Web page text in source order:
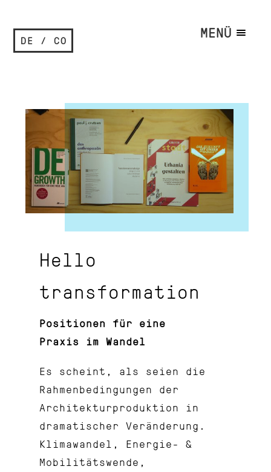
DE / CO MENÜ
Hello
transformation
Positionen für eine
Praxis im Wandel
Es scheint, als seien die
Rahmenbedingungen der
Architekturproduktion in
dramatischer Veränderung.
Klimawandel, Energie- &
Mobilitätswende,